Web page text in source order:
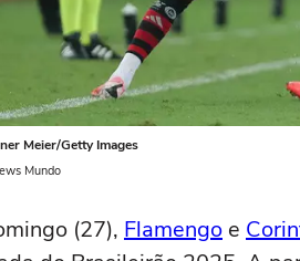
Meier/Getty Images
Mundo
(27), Flamengo e